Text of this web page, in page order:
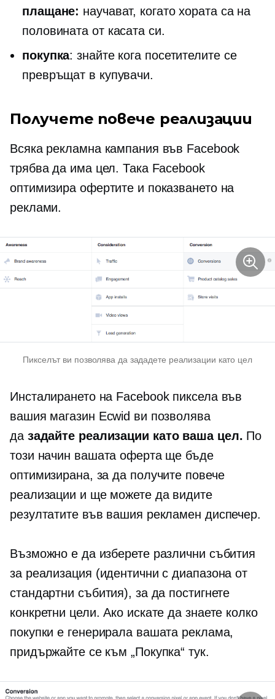
плащане: научават, когато хората са на
половината от касата си.
покупка: знайте кога посетителите се
превръщат в купувачи.
Получете повече реализации
Всяка рекламна кампания във Facebook
трябва да има цел. Така Facebook
оптимизира офертите и показването на
реклами.
Пикселът ви позволява да зададете реализации като цел
Инсталирането на Facebook пиксела във
вашия магазин Ecwid ви позволява
да задайте реализации като ваша цел. По
този начин вашата оферта ще бъде
оптимизирана, за да получите повече
реализации и ще можете да видите
резултатите във вашия рекламен диспечер.
Възможно е да изберете различни събития
за реализация (идентични с диапазона от
стандартни събития), за да постигнете
конкретни цели. Ако искате да знаете колко
покупки е генерирала вашата реклама,
придържайте се към „Покупка“ тук.